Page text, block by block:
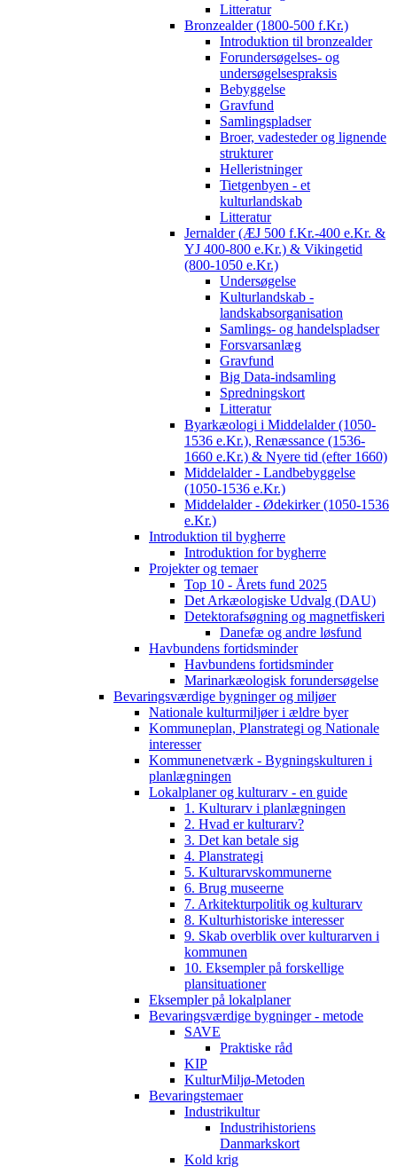
Litteratur
Bronzealder (1800-500 f.Kr.)
Introduktion til bronzealder
Forundersøgelses- og
undersøgelsespraksis
Bebyggelse
Gravfund
Samlingspladser
Broer, vadesteder og lignende
strukturer
Helleristninger
Tietgenbyen - et
kulturlandskab
Litteratur
Jernalder (ÆJ 500 f.Kr.-400 e.Kr. &
YJ 400-800 e.Kr.) & Vikingetid
(800-1050 e.Kr.)
Undersøgelse
Kulturlandskab -
landskabsorganisation
Samlings- og handelspladser
Forsvarsanlæg
Gravfund
Big Data-indsamling
Spredningskort
Litteratur
Byarkæologi i Middelalder (1050-
1536 e.Kr.), Renæssance (1536-
1660 e.Kr.) & Nyere tid (efter 1660)
Middelalder - Landbebyggelse
(1050-1536 e.Kr.)
Middelalder - Ødekirker (1050-1536
e.Kr.)
Introduktion til bygherre
Introduktion for bygherre
Projekter og temaer
Top 10 - Årets fund 2025
Det Arkæologiske Udvalg (DAU)
Detektorafsøgning og magnetfiskeri
Danefæ og andre løsfund
Havbundens fortidsminder
Havbundens fortidsminder
Marinarkæologisk forundersøgelse
Bevaringsværdige bygninger og miljøer
Nationale kulturmiljøer i ældre byer
Kommuneplan, Planstrategi og Nationale
interesser
Kommunenetværk - Bygningskulturen i
planlægningen
Lokalplaner og kulturarv - en guide
1. Kulturarv i planlægningen
2. Hvad er kulturarv?
3. Det kan betale sig
4. Planstrategi
5. Kulturarvskommunerne
6. Brug museerne
7. Arkitekturpolitik og kulturarv
8. Kulturhistoriske interesser
9. Skab overblik over kulturarven i
kommunen
10. Eksempler på forskellige
plansituationer
Eksempler på lokalplaner
Bevaringsværdige bygninger - metode
SAVE
Praktiske råd
KIP
KulturMiljø-Metoden
Bevaringstemaer
Industrikultur
Industrihistoriens
Danmarkskort
Kold krig